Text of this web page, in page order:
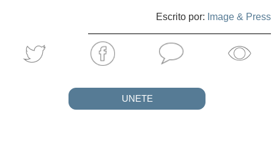
Escrito por: Image & Press
UNETE